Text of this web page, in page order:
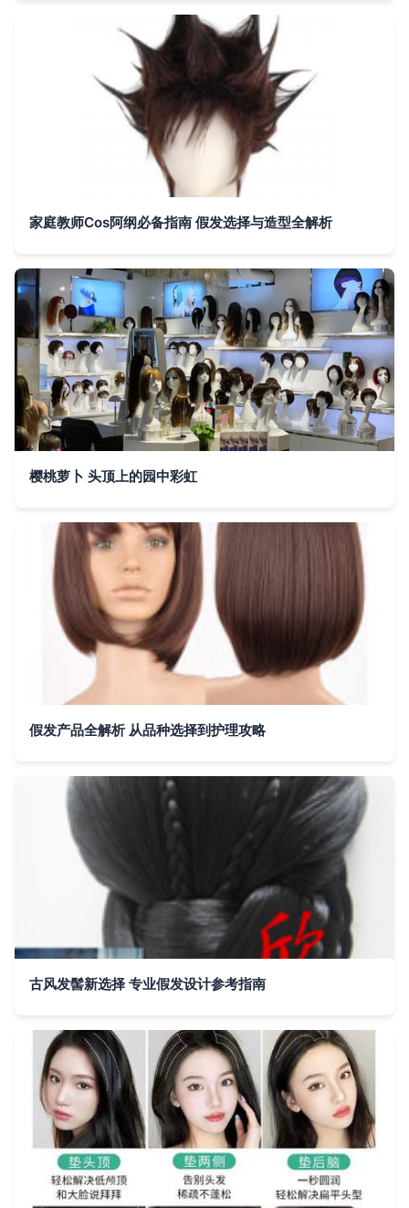
家庭教师Cos阿纲必备指南 假发选择与造型全解析
樱桃萝卜 头顶上的园中彩虹
假发产品全解析 从品种选择到护理攻略
古风发髻新选择 专业假发设计参考指南